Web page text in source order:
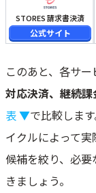
STORES 請求書決済
公式サイト
このあと、各サー
対応決済、継続
表 ▼で比較しま
イクルによって
候補を絞り、必
きましょう。